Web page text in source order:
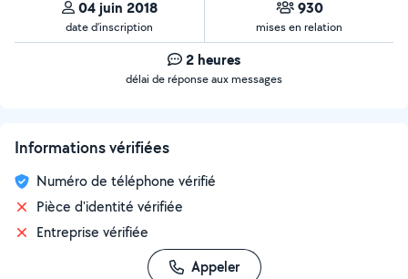
04 juin 2018
date d’inscription
930
mises en relation
2 heures
délai de réponse aux messages
Informations vérifiées
Numéro de téléphone vérifié
Pièce d'identité vérifiée
Entreprise vérifiée
Appeler